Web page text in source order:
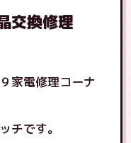
換修理
家電修理コーナ
チです。